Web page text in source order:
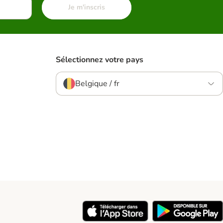
Je m'inscris
Sélectionnez votre pays
Belgique / fr